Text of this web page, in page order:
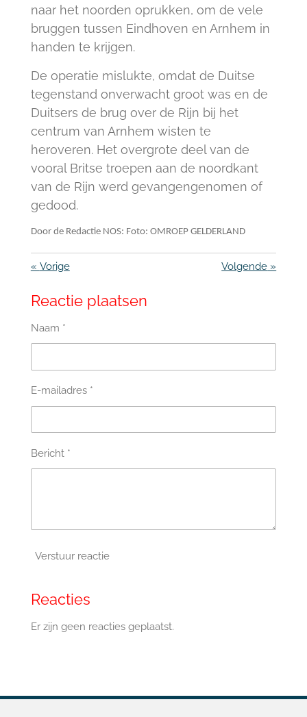
naar het noorden oprukken, om de vele
bruggen tussen Eindhoven en Arnhem in
handen te krijgen.
De operatie mislukte, omdat de Duitse
tegenstand onverwacht groot was en de
Duitsers de brug over de Rijn bij het
centrum van Arnhem wisten te
heroveren. Het overgrote deel van de
vooral Britse troepen aan de noordkant
van de Rijn werd gevangengenomen of
gedood.
Door de Redactie NOS: Foto: OMROEP GELDERLAND
« Vorige Volgende »
Reactie plaatsen
Naam *
E-mailadres *
Bericht *
Verstuur reactie
Reacties
Er zijn geen reacties geplaatst.